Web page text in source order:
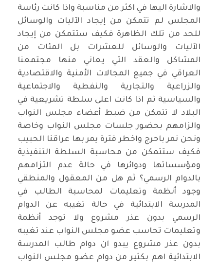
والاشارة اليها في اكثر من مناسبة واذا كانت رئاسة
المجلس لم تتمكن من إيجاد الآليات والوسائل
للحد من تلك الظاهرة فكيف ستتمكن من إيجاد
الآليات والوسائل للعشرات بل المئات من
المشاكل والعقد التي يعاني منها مجتمعنا
العراقي في جميع المجالات الأمنية والاقتصادية
والزراعية والتجارية والنفطية والاجتماعية
والسياسية ثم اذا كانت اعلى سلطة تشريعية في
البلاد لا تتمكن من ضبط أعضاء مجلس النواب
والزامهم بحضور جلسات مجلس النواب وخاصة
ونحن نمر باحرج واخطر فترة يمر بها عراقنا الحبيب
فكيف ستتمكن من محاسبة السلطة التنفيذية
ومؤسساتها ودوائرها في حالة عدم التزامهم
بالدوام الرسمي؟ ثم هل من المعقول والمنطقي
وجود أنظمة وتعليمات لمحاسبة الطالب في
المدرسة الابتدائية في حالة تغيبه عن الدوام
الرسمي بدون عذر مشروع ولا توجد أنظمة
وتعليمات تحاسب عضو مجلس النواب عند تغيبه
بدون عذر مشروع يبدو ان دوام طالب المدرسة
الابتدائية اهم بكثير من دوام عضو مجلس النواب